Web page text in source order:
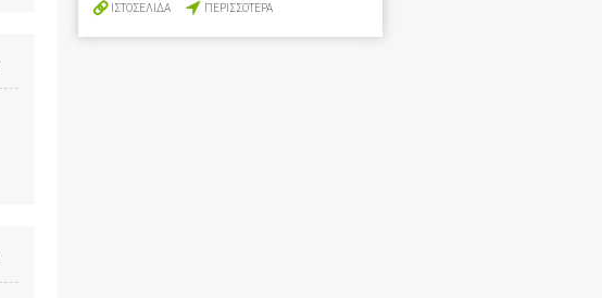
ΙΣΤΟΣΕΛΙΔΑ ΠΕΡΙΣΣΟΤΕΡΑ